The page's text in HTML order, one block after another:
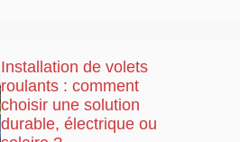
Installation de volets
roulants : comment
choisir une solution
durable, électrique ou